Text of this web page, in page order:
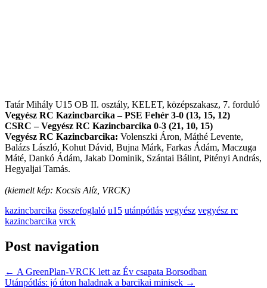
Tatár Mihály U15 OB II. osztály, KELET, középszakasz, 7. forduló
Vegyész RC Kazincbarcika – PSE Fehér 3-0 (13, 15, 12)
CSRC – Vegyész RC Kazincbarcika 0-3 (21, 10, 15)
Vegyész RC Kazincbarcika: Volenszki Áron, Máthé Levente,
Balázs László, Kohut Dávid, Bujna Márk, Farkas Ádám, Maczuga
Máté, Dankó Ádám, Jakab Dominik, Szántai Bálint, Pitényi András,
Hegyaljai Tamás.
(kiemelt kép: Kocsis Alíz, VRCK)
kazincbarcika összefoglaló u15 utánpótlás vegyész vegyész rc
kazincbarcika vrck
Post navigation
← A GreenPlan-VRCK lett az Év csapata Borsodban
Utánpótlás: jó úton haladnak a barcikai minisek →